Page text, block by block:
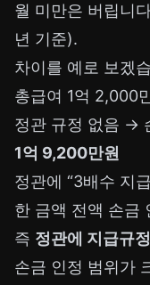
월 미만은 버립니
년 기준).
차이를 예로 보겠
총급여 1억 2,000
정관 규정 없음 →
1억 9,200만원
정관에 “3배수 지
한 금액 전액 손금
즉 정관에 지급규
손금 인정 범위가